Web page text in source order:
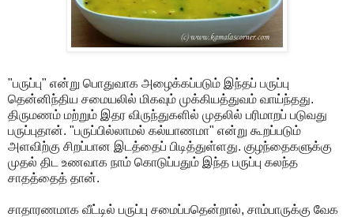
"பருப்பு" என்று பொதுவாக அழைக்கப்படும் இந்தப் பருப்பு
தென்னிந்திய சமையலில் மிகவும் முக்கியத்துவம் வாய்ந்தது.
திருமணம் மற்றும் இதர விருந்துகளில் முதலில் பரிமாறப் படுவது
பருப்புதான். "பருப்பில்லாமல் கல்யாணமா" என்று கூறப்படும்
அளவிற்கு சிறப்பான இடத்தைப் பிடித்துள்ளது. குழந்தைகளுக்கு
முதல் திட உணவாக நாம் கொடுப்பதும் இந்த பருப்பு கலந்த
சாதத்தைத் தான்.
சாதாரணமாக வீட்டில் பருப்பு சமைப்பதென்றால், சாம்பாருக்கு வேக